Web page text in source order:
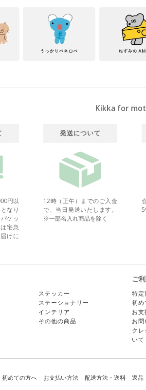
Kikka for
円以
なり
ケッ
宅急
けに
発送について
12時（正午）までのご入金
で、当日発送いたします。
※一部名入れ商品を除く
ステッカー
ステーショナリー
インテリア
その他の商品
ご
特定
初め
お
お
ク
いて
初めての方へ お支払い方法 配送方法・送料 返品